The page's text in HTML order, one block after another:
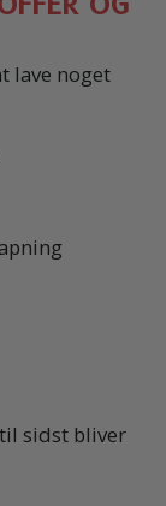
lave noget
sidst bliver